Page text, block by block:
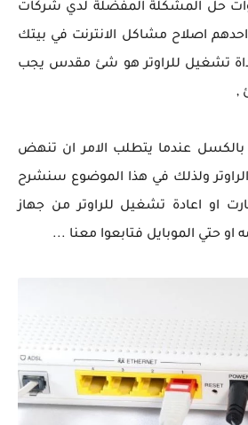
حل المشكلة المفضلة لدي شركات
احدهم اصلاح مشاكل الانترنت في بيتك
تشغيل للراوتر هو شئ مقدس يجب
,
عندما يتطلب الامر ان تنهض
ولذلك في هذا الموضوع سنشرح
او اعادة تشغيل للراوتر من جهاز
او حتي الموبايل فتابعوا معنا ...